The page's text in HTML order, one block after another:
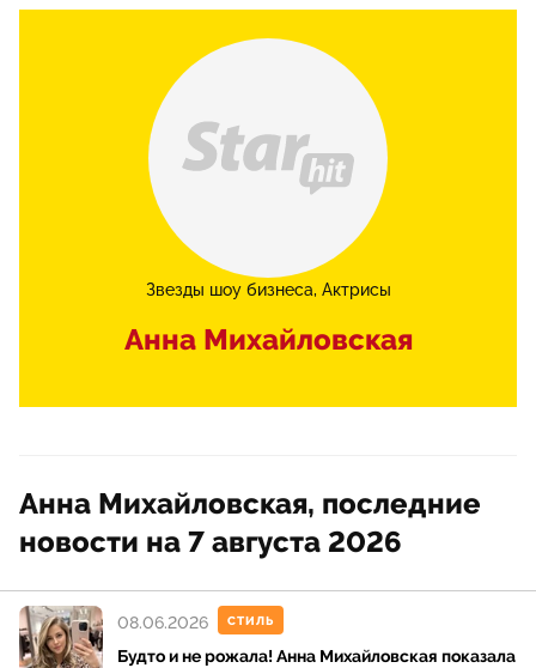
Звезды шоу бизнеса Актрисы
Анна Михайловская
Анна Михайловская, последние
новости на 7 августа 2026
СТИЛЬ
Будто и не рожала! Анна Михайловская показала
08.06.2026